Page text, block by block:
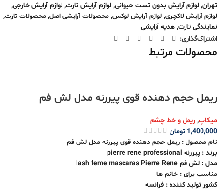
تهران, لوازم آرایش بدون تست حیوانی, لوازم آرایش تارت, لوازم آرایش خارجی,
لوازم آرایش لاکچری, لوازم آرایش لوکس, محصولات آرایشی اصل, محصولات تارت,
نمایندگی تارت, هدیه آرایشی
اشتراک‌گذاری:
محصولات مرتبط
ریمل حجم دهنده قوی پیررنه مدل لش فم
میکاپ, ریمل و خط چشم
1,400,000 تومان
نام محصول : ریمل حجم دهنده قوی پیررنه مدل لش فم
برند : پیررنه pierre rene professional
مدل : لش فم lash feme mascaras Pierre Rene
مناسب برای : خانم ها
کشور تولید کننده : فرانسه